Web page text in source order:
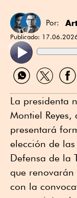
Por:
Publicado:
Compartir
por
Compartir
por
por
La presidenta
Montiel
presentará
elección de
Defensa de la
que
con la